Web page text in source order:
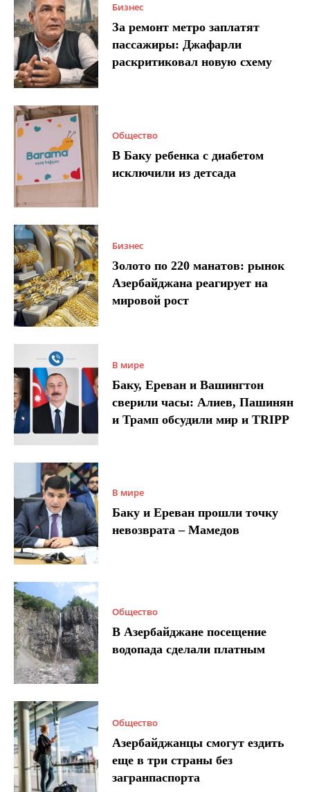
Бизнес
За ремонт метро заплатят
пассажиры: Джафарли
раскритиковал новую схему
Общество
В Баку ребенка с диабетом
исключили из детсада
Бизнес
Золото по 220 манатов: рынок
Азербайджана реагирует на
мировой рост
В мире
Баку, Ереван и Вашингтон
сверили часы: Алиев, Пашинян
и Трамп обсудили мир и TRIPP
В мире
Баку и Ереван прошли точку
невозврата – Мамедов
Общество
В Азербайджане посещение
водопада сделали платным
Общество
Азербайджанцы смогут ездить
еще в три страны без
загранпаспорта